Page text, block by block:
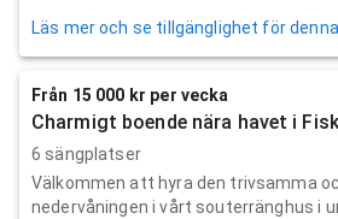
Läs mer och se tillgänglighet för
Från 15 000 kr per vecka
Charmigt boende nära havet i
6 sängplatser
Välkommen att hyra den trivsamma
nedervåningen i vårt souterränghus i